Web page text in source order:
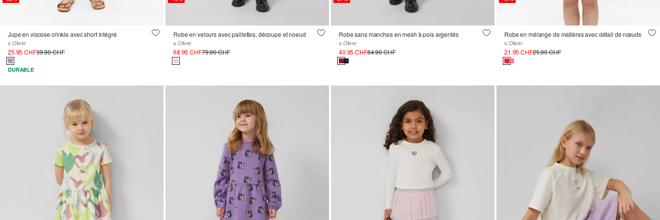
Jupe en viscose crinkle avec short intégré
s.Oliver
25.95 CHF39.90 CHF
DURABLE
Robe en velours avec paillettes, découpe et noeud
s.Oliver
68.95 CHF79.90 CHF
Robe sans manches en mesh à pois argentés
s.Oliver
40.95 CHF64.90 CHF
Robe en mélange de matières avec détail de nœuds
s.Oliver
21.95 CHF25.90 CHF